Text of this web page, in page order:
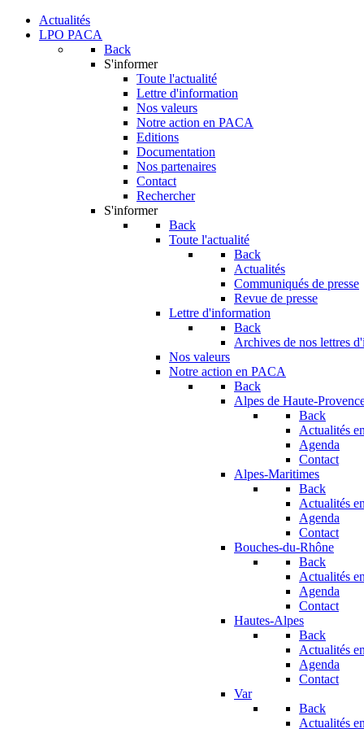
Actualités
LPO PACA
Back
S'informer
Toute l'actualité
Lettre d'information
Nos valeurs
Notre action en PACA
Editions
Documentation
Nos partenaires
Contact
Rechercher
S'informer
Back
Toute l'actualité
Back
Actualités
Communiqués de presse
Revue de presse
Lettre d'information
Back
Archives de nos lettres
Nos valeurs
Notre action en PACA
Back
Alpes de Haute-
Back
Actualités
Agenda
Contact
Alpes-Maritimes
Back
Actualités
Agenda
Contact
Bouches-du-Rhône
Back
Actualités
Agenda
Contact
Hautes-Alpes
Back
Actualités
Agenda
Contact
Var
Back
Actualités